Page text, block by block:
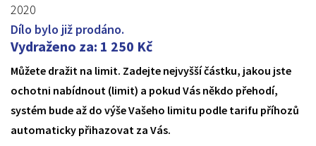
2020
Dílo bylo již prodáno.
Vydraženo za: 1 250 Kč
Můžete dražit na limit. Zadejte nejvyšší částku, jakou jste
ochotni nabídnout (limit) a pokud Vás někdo přehodí,
systém bude až do výše Vašeho limitu podle tarifu příhozů
automaticky přihazovat za Vás.